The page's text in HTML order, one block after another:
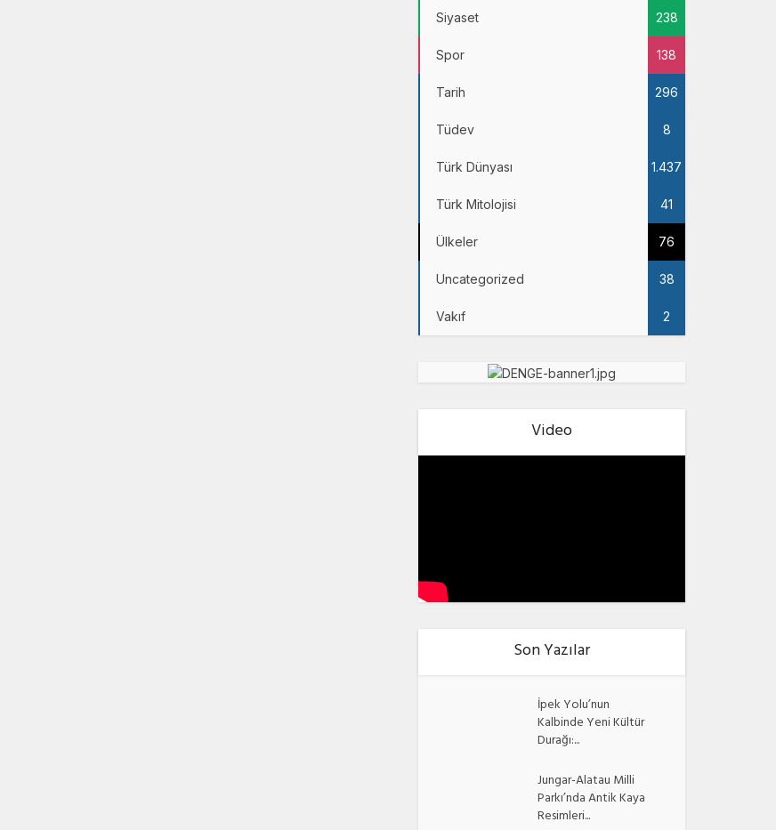
Siyaset 238
Spor 138
Tarih 296
Tüdev 8
Türk Dünyası 1.437
Türk Mitolojisi 41
Ülkeler 76
Uncategorized 38
Vakıf 2
Video
Son Yazılar
İpek Yolu’nun
Kalbinde Yeni Kültür
Durağı:...
Jungar-Alatau Milli
Parkı’nda Antik Kaya
Resimleri...